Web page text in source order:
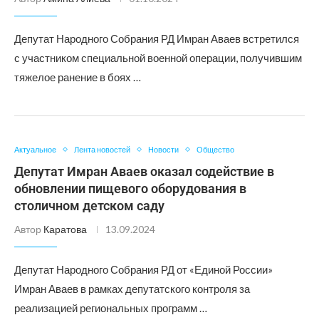
Депутат Народного Собрания РД Имран Аваев встретился
с участником специальной военной операции, получившим
тяжелое ранение в боях …
Актуальное Лента новостей Новости Общество
Депутат Имран Аваев оказал содействие в
обновлении пищевого оборудования в
столичном детском саду
Автор Каратова 13.09.2024
Депутат Народного Собрания РД от «Единой России»
Имран Аваев в рамках депутатского контроля за
реализацией региональных программ …